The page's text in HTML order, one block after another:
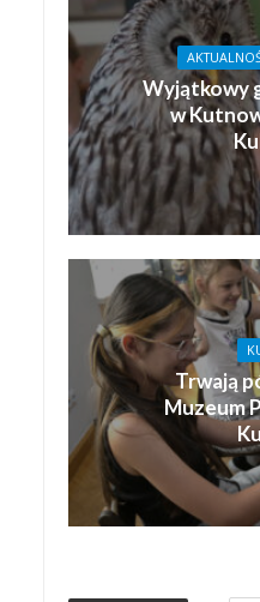
Wyjątkowy
w
Trwają
Muzeum